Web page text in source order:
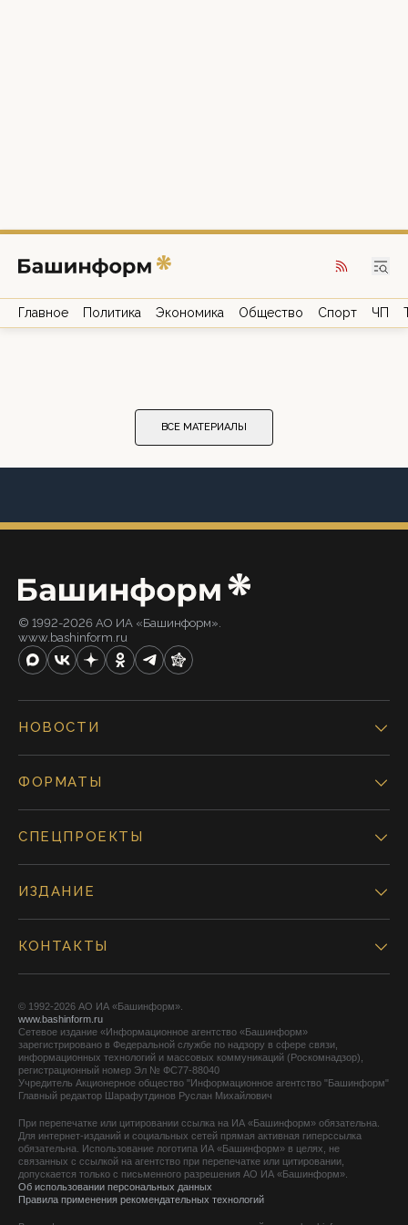
Главное Политика Экономика Общество Спорт ЧП
ВСЕ МАТЕРИАЛЫ
© 1992-2026 АО ИА «Башинформ».
www.bashinform.ru
НОВОСТИ
ФОРМАТЫ
СПЕЦПРОЕКТЫ
ИЗДАНИЕ
КОНТАКТЫ
© 1992-2026 АО ИА «Башинформ».
www.bashinform.ru
Сетевое издание «Информационное агентство «Башинформ»
зарегистрировано в Федеральной службе по надзору в сфере связи,
информационных технологий и массовых коммуникаций (Роскомнадзор),
регистрационный номер Эл № ФС77-88040
Учредитель Акционерное общество "Информационное агентство "Башинформ"
Главный редактор Шарафутдинов Руслан Михайлович
При перепечатке или цитировании ссылка на ИА «Башинформ» обязательна.
Для интернет-изданий и социальных сетей прямая активная гиперссылка
обязательна. Использование логотипа ИА «Башинформ» в целях, не
связанных с ссылкой на агентство при перепечатке или цитировании,
допускается только с письменного разрешения АО ИА «Башинформ».
Об использовании персональных данных
Правила применения рекомендательных технологий